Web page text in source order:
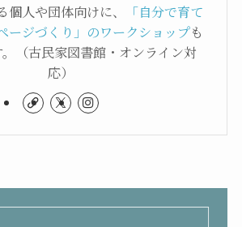
人や団体向けに、
「自分で育て
ージづくり」のワークショップも
（古民家図書館・オンライン対
応）